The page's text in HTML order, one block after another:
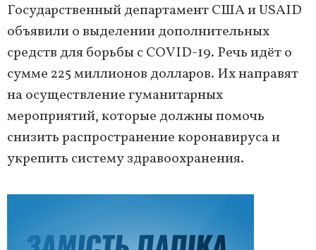
Государственный департамент США и USAID
объявили о выделении дополнительных
средств для борьбы с COVID-19. Речь идёт о
сумме 225 миллионов долларов. Их направят
на осуществление гуманитарных
мероприятий, которые должны помочь
снизить распространение коронавируса и
укрепить систему здравоохранения.